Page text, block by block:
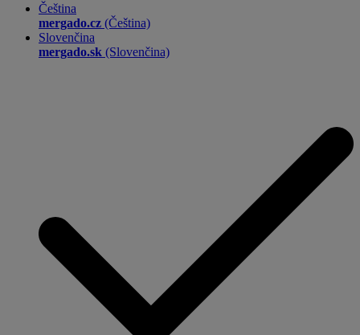
Čeština
mergado.cz (Čeština)
Slovenčina
mergado.sk (Slovenčina)